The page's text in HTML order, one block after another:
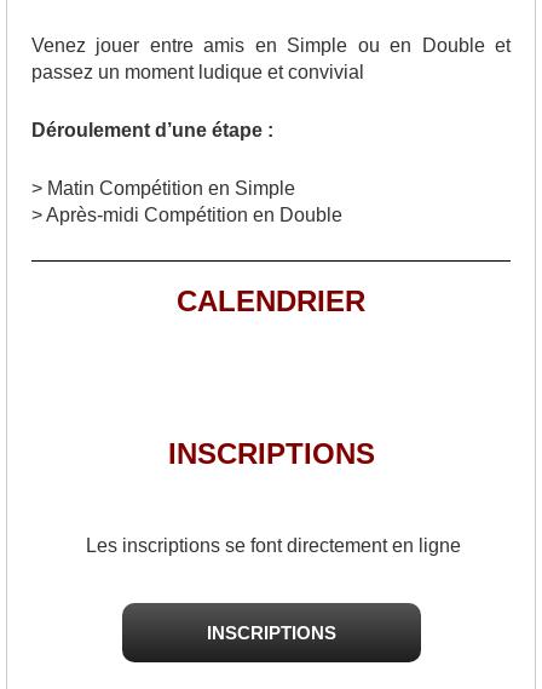
Venez jouer entre amis en Simple ou en Double et
passez un moment ludique et convivial
Déroulement d’une étape :
> Matin Compétition en Simple
> Après-midi Compétition en Double
CALENDRIER
INSCRIPTIONS
Les inscriptions se font directement en ligne
INSCRIPTIONS